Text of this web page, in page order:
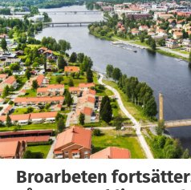
Broarbeten